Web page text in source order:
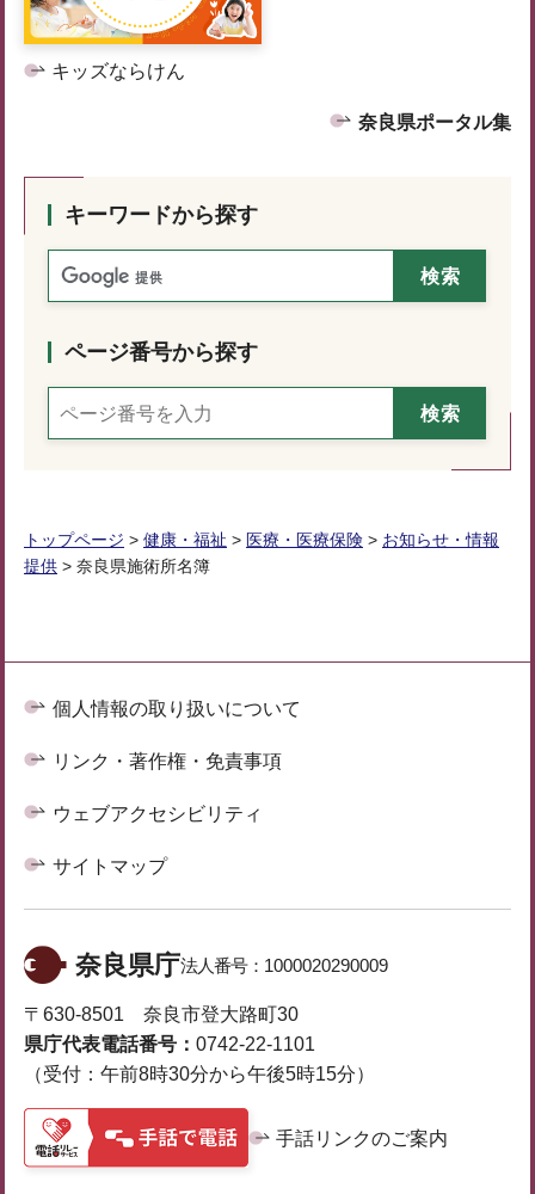
キッズならけん
奈良県ポータル集
キーワードから探す
ページ番号から探す
トップページ > 健康・福祉 > 医療・医療保険 > お知らせ・情報
提供 > 奈良県施術所名簿
個人情報の取り扱いについて
リンク・著作権・免責事項
ウェブアクセシビリティ
サイトマップ
奈良県庁法人番号： 1000020290009
〒630-8501 奈良市登大路町30
県庁代表電話番号： 0742-22-1101
（受付：午前8時30分から午後5時15分）
手話リンクのご案内